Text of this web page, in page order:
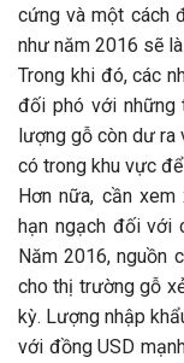
cứng và một cách
như năm 2016 sẽ
Trong khi đó, các
đối phó với những
lượng gỗ còn dư ra
có trong khu vực
Hơn nữa, cần
hạn ngạch đối với
Năm 2016, nguồn
cho thị trường gỗ
kỳ. Lượng nhập
với đồng USD